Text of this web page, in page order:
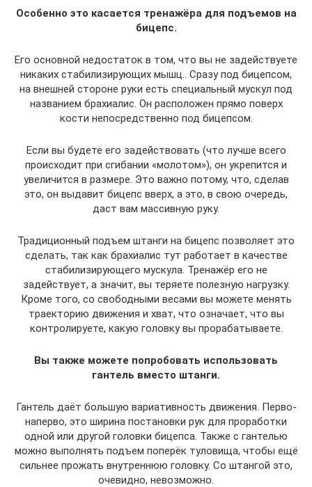
Особенно это касается тренажёра для подъемов на
бицепс.
Его основной недостаток в том, что вы не задействуете
никаких стабилизирующих мышц.. Сразу под бицепсом,
на внешней стороне руки есть специальный мускул под
названием брахиалис. Он расположен прямо поверх
кости непосредственно под бицепсом.
Если вы будете его задействовать (что лучше всего
происходит при сгибании «молотом»), он укрепится и
увеличится в размере. Это важно потому, что, сделав
это, он выдавит бицепс вверх, а это, в свою очередь,
даст вам массивную руку.
Традиционный подъем штанги на бицепс позволяет это
сделать, так как брахиалис тут работает в качестве
стабилизирующего мускула. Тренажёр его не
задействует, а значит, вы теряете полезную нагрузку.
Кроме того, со свободными весами вы можете менять
траекторию движения и хват, что означает, что вы
контролируете, какую головку вы прорабатываете.
Вы также можете попробовать использовать
гантель вместо штанги.
Гантель даёт большую вариативность движения. Перво-
наперво, это ширина постановки рук для проработки
одной или другой головки бицепса. Также с гантелью
можно выполнять подъем поперёк туловища, чтобы ещё
сильнее прожать внутреннюю головку. Со штангой это,
очевидно, невозможно.